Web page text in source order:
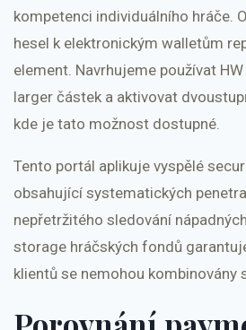
kompetenci individuálního hráče.
hesel k elektronickým walletům
element. Navrhujeme používat
larger částek a aktivovat
kde je tato možnost dostupné.
Tento portál aplikuje vyspělé
obsahující systematických
nepřetržitého sledování
storage hráčských fondů
klientů se nemohou kombinovány